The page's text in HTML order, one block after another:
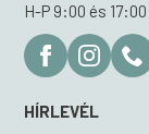
H-P 9:00 és 17:00
HÍRLEVÉL